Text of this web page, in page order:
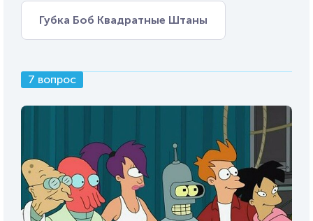
Губка Боб Квадратные Штаны
7 вопрос